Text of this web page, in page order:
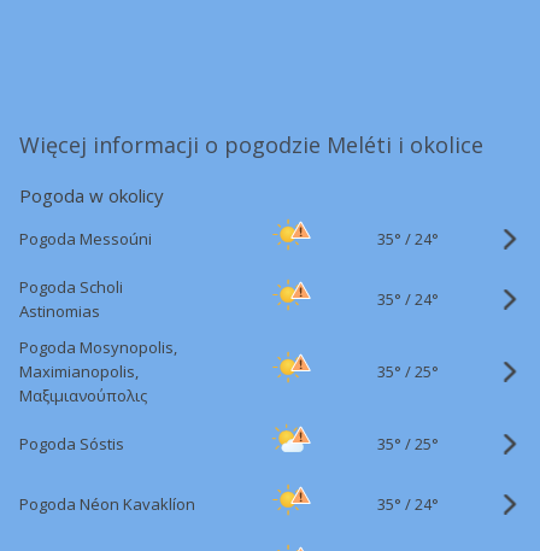
Więcej informacji o pogodzie Meléti i okolice
Pogoda w okolicy
Pogoda Messoúni 35° /24°
Pogoda Scholi
Astinomias
35° /24°
Pogoda Mosynopolis,
Maximianopolis,
Μαξιμιανούπολις
35° /25°
Pogoda Sóstis 35° /25°
Pogoda Néon Kavaklíon 35° /24°